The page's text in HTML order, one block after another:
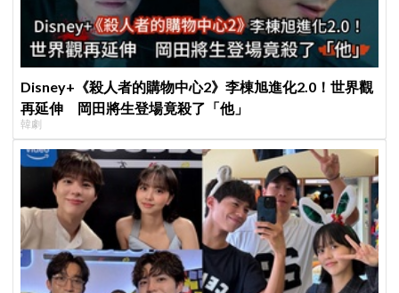
Disney+《殺人者的購物中心2》李棟旭進化2.0！世界觀
再延伸 岡田將生登場竟殺了「他」
韓劇